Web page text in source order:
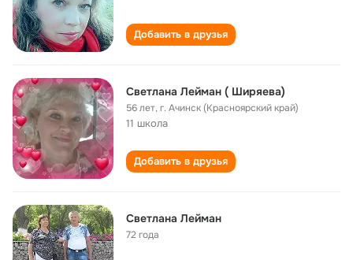
Добавить в друзья
Светлана Лейман ( Ширяева)
56 лет,г. Ачинск (Красноярский край)
11 школа
Добавить в друзья
Светлана Лейман
72 года